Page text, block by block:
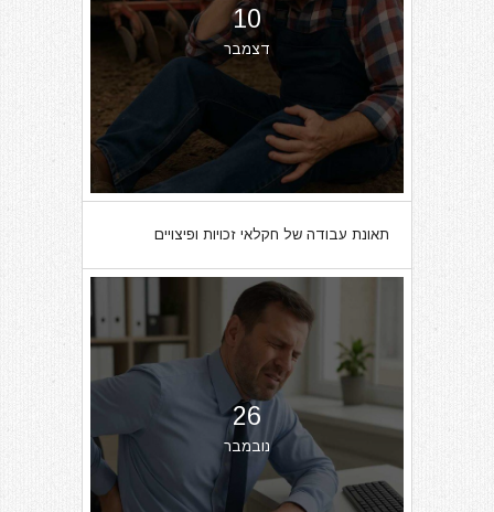
10
דצמבר
תאונת עבודה של חקלאי זכויות ופיצויים
26
נובמבר